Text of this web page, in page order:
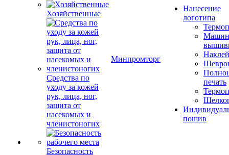
Хозяйственные
Средства по
уходу за кожей
рук, лица, ног,
защита от
насекомых и
членистоногих
Безопасность
Минпромторг
Нанесение
логотипа
печать
пошив